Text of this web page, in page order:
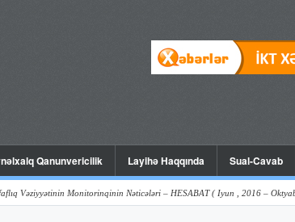
Qanunvericilik Layihə Haqqında Sual-Cavab
Monitorinqinin Nəticələri – HESABAT ( Iyun , 2016 – Oktyabr 2016) Ξ